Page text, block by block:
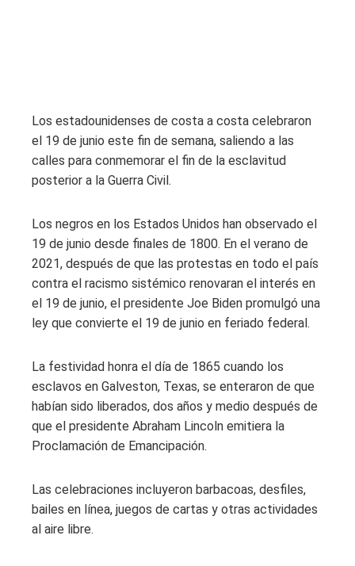
Los estadounidenses de costa a costa celebraron
el 19 de junio este fin de semana, saliendo a las
calles para conmemorar el fin de la esclavitud
posterior a la Guerra Civil.
Los negros en los Estados Unidos han observado el
19 de junio desde finales de 1800. En el verano de
2021, después de que las protestas en todo el país
contra el racismo sistémico renovaran el interés en
el 19 de junio, el presidente Joe Biden promulgó una
ley que convierte el 19 de junio en feriado federal.
La festividad honra el día de 1865 cuando los
esclavos en Galveston, Texas, se enteraron de que
habían sido liberados, dos años y medio después de
que el presidente Abraham Lincoln emitiera la
Proclamación de Emancipación.
Las celebraciones incluyeron barbacoas, desfiles,
bailes en línea, juegos de cartas y otras actividades
al aire libre.